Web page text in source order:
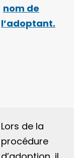
nom de
l’adoptant.
Lors de la
procédure